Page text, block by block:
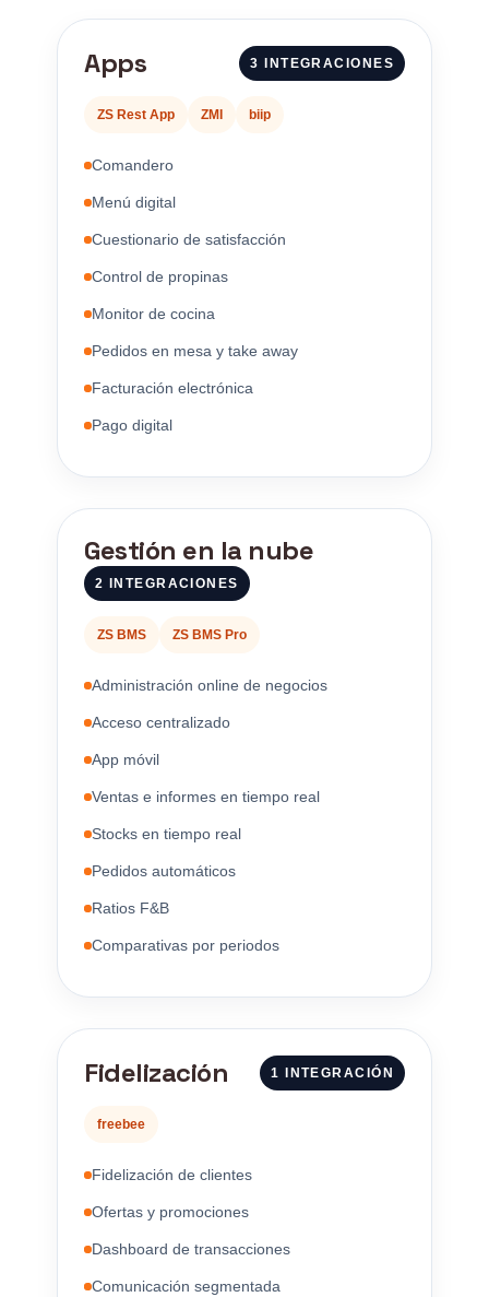
Apps 3 INTEGRACIONES
ZS Rest App ZMI biip
Comandero
Menú digital
Cuestionario de satisfacción
Control de propinas
Monitor de cocina
Pedidos en mesa y take away
Facturación electrónica
Pago digital
Gestión en la nube
2 INTEGRACIONES
ZS BMS ZS BMS Pro
Administración online de negocios
Acceso centralizado
App móvil
Ventas e informes en tiempo real
Stocks en tiempo real
Pedidos automáticos
Ratios F&B
Comparativas por periodos
Fidelización 1 INTEGRACIÓN
freebee
Fidelización de clientes
Ofertas y promociones
Dashboard de transacciones
Comunicación segmentada